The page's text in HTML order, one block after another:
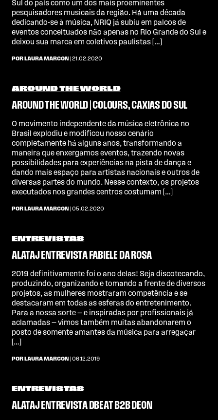
Sul do país como um dos mais proeminentes
pesquisadores musicais da região. Há uma década
dedicando-se à música, NRIQ já subiu em palcos de
eventos conceituados não apenas no Rio Grande do Sul e
deixou sua marca em coletivos paulistas […]
POR LAURA MARCON | 21.02.2020
AROUND THE WORLD
AROUND THE WORLD | COLOURS, CAXIAS DO SUL
O movimento independente da música eletrônica no
Brasil explodiu e modificou nosso cenário
completamente há alguns anos, transformando a
maneira que enxergamos eventos, trazendo novas
possibilidades para experiências na pista de dança e
dando mais espaço para artistas nacionais e outros de
diversas partes do mundo. Nesse contexto, os projetos
executados nos grandes centros costumam […]
POR LAURA MARCON | 05.02.2020
ENTREVISTAS
ALATAJ ENTREVISTA FABIELE DA ROSA
2019 definitivamente foi o ano delas! Seja discotecando,
produzindo, organizando e tomando a frente de diversos
projetos, as mulheres mostraram competência e se
destacaram em todas as esferas do entretenimento.
Para a nossa sorte — e inspiradas por profissionais já
aclamadas — vimos também muitas abandonarem o
posto de somente amantes da música para arregaçar
[…]
POR LAURA MARCON | 06.12.2019
ENTREVISTAS
ALATAJ ENTREVISTA DBEAT B2B DEON